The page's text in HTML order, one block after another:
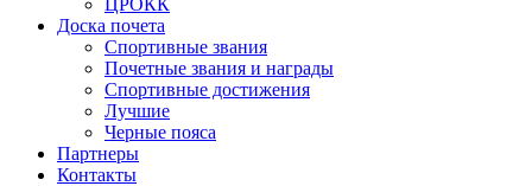
Доска почета
Спортивные звания
Почетные звания и награды
Спортивные достижения
Лучшие
Черные пояса
Партнеры
Контакты